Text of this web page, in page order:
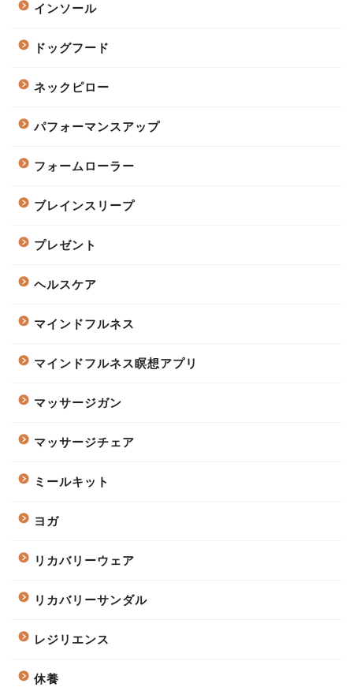
インソール
ドッグフード
ネックピロー
パフォーマンスアップ
フォームローラー
ブレインスリープ
プレゼント
ヘルスケア
マインドフルネス
マインドフルネス瞑想アプリ
マッサージガン
マッサージチェア
ミールキット
ヨガ
リカバリーウェア
リカバリーサンダル
レジリエンス
休養